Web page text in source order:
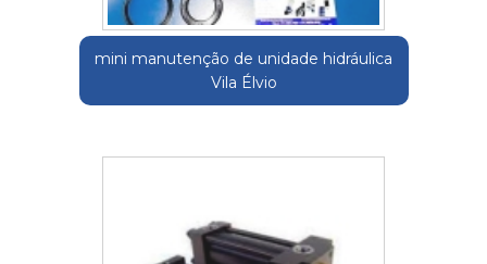
mini manutenção de unidade hidráulica
Vila Élvio